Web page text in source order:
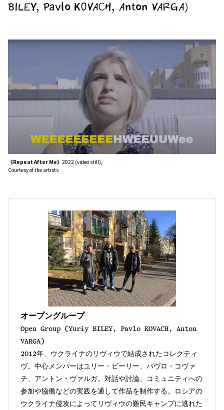
BILEY, Pavlo KOVACH, Anton VARGA)
《Repeat After Me》 2022 (video still),
Courtesy of the artists
オープングループ
Open Group (Yuriy BILEY, Pavlo KOVACH, Anton
VARGA)
2012年、ウクライナのリヴィウで結成されたコレクティ
ヴ。中心メンバーはユリー・ビーリー、パヴロ・コヴァ
チ、アントン・ヴァルガ。対話や討論、コミュニティへの
参加や協働などの実践を通して作品を制作する。ロシアの
ウクライナ侵攻によってリヴィウの難民キャンプに逃れた